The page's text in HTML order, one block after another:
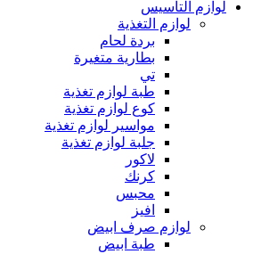
لوازم التأسيس
لوازم التغذية
بردة لحام
بطارية متغيرة
تي
طبة لوازم تغذية
كوع لوازم تغذية
مواسير لوازم تغذية
جلبة لوازم تغذية
لاكور
كرنك
محبس
افيز
لوازم صرف ابيض
طبة ابيض